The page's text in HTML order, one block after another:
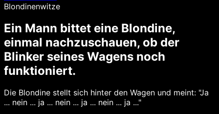
Blondinenwitze
Ein Mann bittet eine Blondine,
einmal nachzuschauen, ob der
Blinker seines Wagens noch
funktioniert.
Die Blondine stellt sich hinter den Wagen und meint: "Ja
... nein ... ja ... nein ... ja ... nein ... ja ..."